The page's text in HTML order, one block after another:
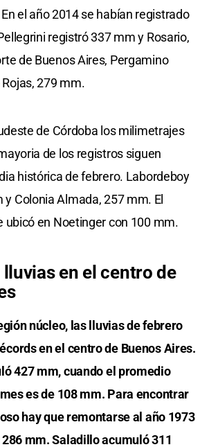
el año 2014 se habían registrado
registró 337 mm y Rosario,
de Buenos Aires, Pergamino
279 mm.
de Córdoba los milimetrajes
de los registros siguen
histórica de febrero. Labordeboy
Colonia Almada, 257 mm. El
ubicó en Noetinger con 100 mm.
en el centro de
núcleo, las lluvias de febrero
en el centro de Buenos Aires.
427 mm, cuando el promedio
es de 108 mm. Para encontrar
hay que remontarse al año 1973
mm. Saladillo acumuló 311